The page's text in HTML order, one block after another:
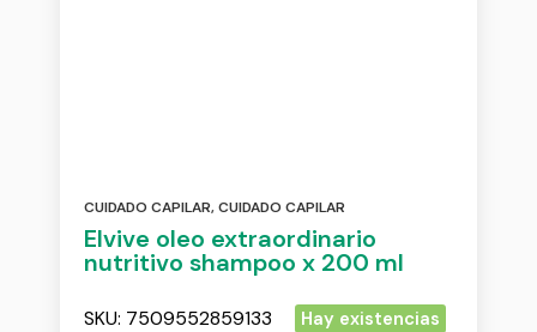
CUIDADO CAPILAR,CUIDADO CAPILAR
Elvive oleo extraordinario
nutritivo shampoo x 200 ml
SKU: 7509552859133 Hay existencias